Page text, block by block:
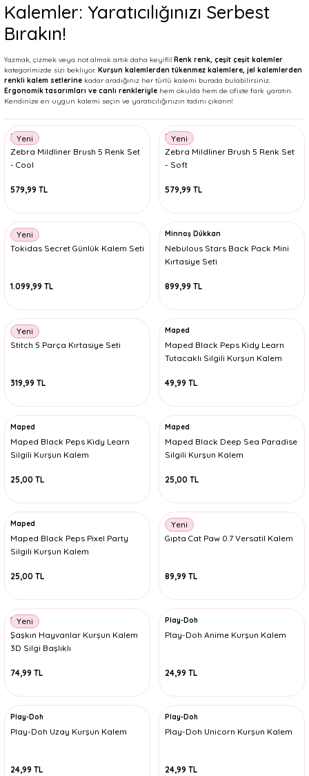
Kalemler: Yaratıcılığınızı Serbest
Bırakın!
Yazmak, çizmek veya not almak artık daha keyifli!Renk renk, çeşit çeşit kalemler
kategorimizde sizi bekliyor. Kurşun kalemlerden tükenmez kalemlere, jel kalemlerden
renkli kalem setlerine kadar aradığınız her türlü kalemi burada bulabilirsiniz.
Ergonomik tasarımları ve canlı renkleriyle hem okulda hem de ofiste fark yaratın.
Kendinize en uygun kalemi seçin ve yaratıcılığınızın tadını çıkarın!
Yeni
Zebra
Zebra Mildliner Brush 5 Renk Set
- Cool
579,99 TL
Yeni
Zebra
Zebra Mildliner Brush 5 Renk Set
- Soft
579,99 TL
Yeni
Tokidas Secret Günlük Kalem Seti
1.099,99 TL
Minnoş Dükkan
Nebulous Stars Back Pack Mini
Kırtasiye Seti
899,99 TL
Yeni
Stitch 5 Parça Kırtasiye Seti
319,99 TL
Maped
Maped Black Peps Kidy Learn
Tutacaklı Silgili Kurşun Kalem
49,99 TL
Maped
Maped Black Peps Kidy Learn
Silgili Kurşun Kalem
25,00 TL
Maped
Maped Black Deep Sea Paradise
Silgili Kurşun Kalem
25,00 TL
Maped
Maped Black Peps Pixel Party
Silgili Kurşun Kalem
25,00 TL
Yeni
Gıpta
Gıpta Cat Paw 0.7 Versatil Kalem
89,99 TL
Yeni
Bubu
Şaşkın Hayvanlar Kurşun Kalem
3D Silgi Başlıklı
74,99 TL
Play-Doh
Play-Doh Anime Kurşun Kalem
24,99 TL
Play-Doh
Play-Doh Uzay Kurşun Kalem
24,99 TL
Play-Doh
Play-Doh Unicorn Kurşun Kalem
24,99 TL